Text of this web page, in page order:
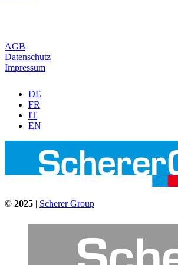
AGB
Datenschutz
Impressum
DE
FR
IT
EN
© 2025 | Scherer Group